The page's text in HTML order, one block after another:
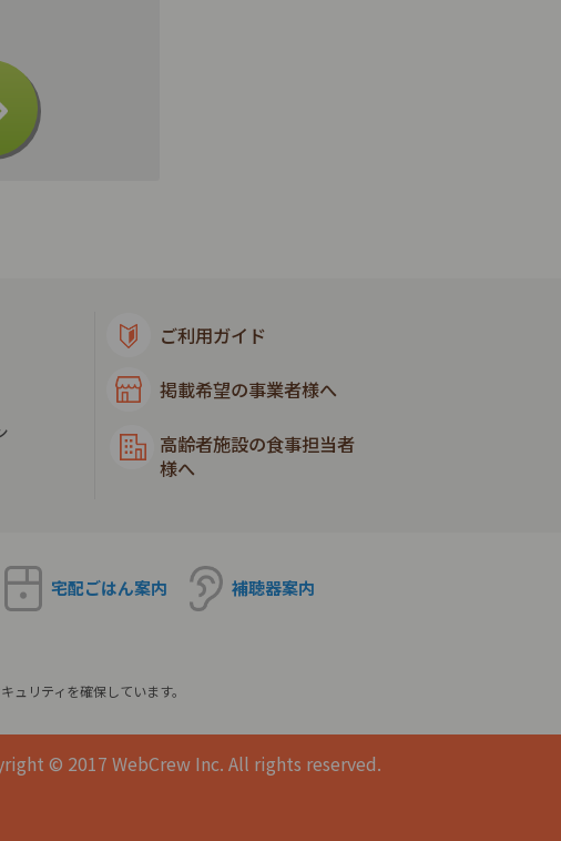
ご利用ガイド
掲載希望の事業者様へ
高齢者施設の食事担当者
様へ
宅配ごはん案内 補聴器案内
リティを確保しています。
© 2017 WebCrew Inc. All rights reserved.